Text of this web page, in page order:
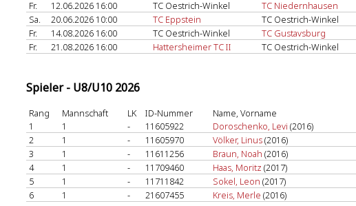
Fr.
12.06.2026 16:00 TC Oestrich-Winkel TC Niedernhausen
Sa.
20.06.2026 10:00 TC Eppstein TC Oestrich-Winkel
Fr.
14.08.2026 16:00 TC Oestrich-Winkel TC Gustavsburg
Fr.
21.08.2026 16:00 Hattersheimer TC II TC Oestrich-Winkel
Spieler - U8/U10 2026
Rang Mannschaft LK ID-Nummer Name, Vorname
1
1 - 11605922 Doroschenko, Levi (2016)
2
1 - 11605970 Völker, Linus(2016)
3
1 - 11611256 Braun, Noah (2016)
4
1 - 11709460 Haas, Moritz (2017)
5
1 - 11711842 Sokel, Leon (2017)
6
1 - 21607455 Kreis, Merle (2016)